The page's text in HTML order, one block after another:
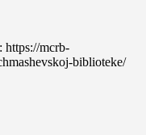
https://mcrb-
biblioteke/